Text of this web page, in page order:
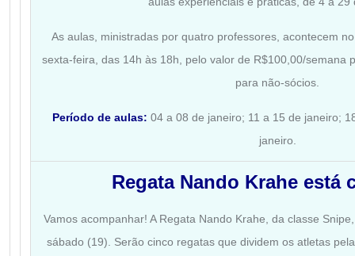
As aulas, ministradas por quatro professores, acontecem
sexta-feira, das 14h às 18h, pelo valor de R$100,00/semana
para não-sócios.
Período de aulas: 04 a 08 de janeiro; 11 a 15 de janeiro;
janeiro.
Regata Nando Krahe está
Vamos acompanhar! A Regata Nando Krahe, da classe
sábado (19). Serão cinco regatas que dividem os atletas